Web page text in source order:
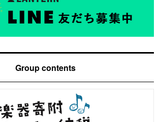
Group contents